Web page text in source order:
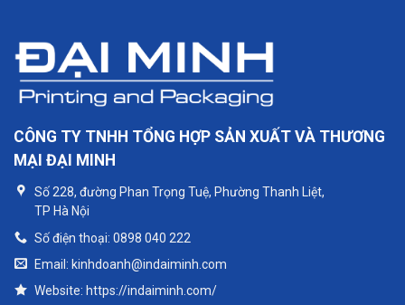
CÔNG TY TNHH TỔNG HỢP SẢN XUẤT VÀ THƯƠNG
MẠI ĐẠI MINH
Số 228, đường Phan Trọng Tuệ, Phường Thanh Liệt,
TP Hà Nội
Số điện thoại: 0898 040 222
Email: kinhdoanh@indaiminh.com
Website: https://indaiminh.com/